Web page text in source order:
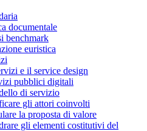
documentale
benchmark
euristica
e il service design
pubblici digitali
di servizio
gli attori coinvolti
la proposta di valore
gli elementi costitutivi del